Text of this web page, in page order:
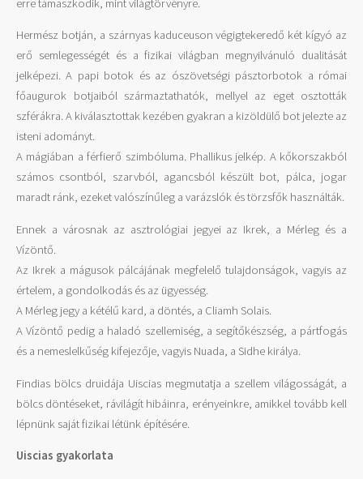
erre támaszkodik, mint világtörvényre.
Hermész botján, a szárnyas kaduceuson végigtekeredő két kígyó az
erő semlegességét és a fizikai világban megnyilvánuló dualitását
jelképezi. A papi botok és az ószövetségi pásztorbotok a római
főaugurok botjaiból származtathatók, mellyel az eget osztották
szférákra. A kiválasztottak kezében gyakran a kizöldülő bot jelezte az
isteni adományt.
A mágiában a férfierő szimbóluma. Phallikus jelkép. A kőkorszakból
számos csontból, szarvból, agancsból készült bot, pálca, jogar
maradt ránk, ezeket valószínűleg a varázslók és törzsfők használták.
Ennek a városnak az asztrológiai jegyei az Ikrek, a Mérleg és a
Vízöntő.
Az Ikrek a mágusok pálcájának megfelelő tulajdonságok, vagyis az
értelem, a gondolkodás és az ügyesség.
A Mérleg jegy a kétélű kard, a döntés, a Cliamh Solais.
A Vízöntő pedig a haladó szellemiség, a segítőkészség, a pártfogás
és a nemeslelkűség kifejezője, vagyis Nuada, a Sidhe királya.
Findias bölcs druidája Uiscias megmutatja a szellem világosságát, a
bölcs döntéseket, rávilágít hibáinra, erényeinkre, amikkel tovább kell
lépnünk saját fizikai létünk építésére.
Uiscias gyakorlata